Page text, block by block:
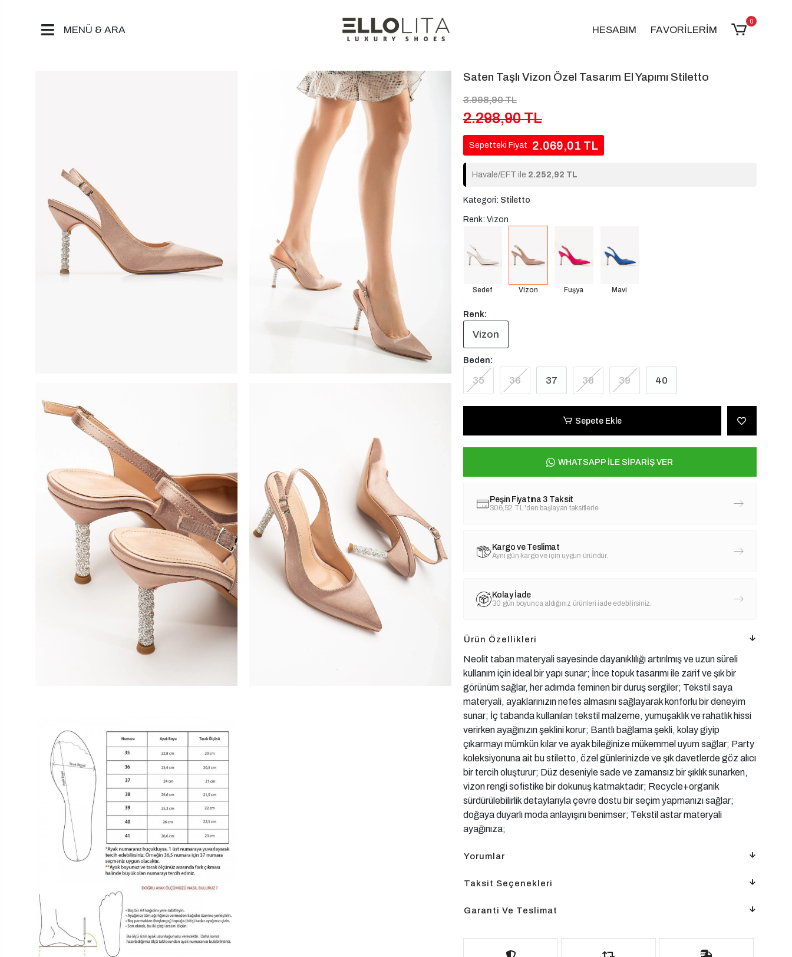
MENÜ & ARA HESABIM FAVORİLERİM
0
Saten Taşlı Vizon Özel Tasarım El Yapımı Stiletto
3.998,90 TL
2.298,90 TL
Sepetteki Fiyat 2.069,01 TL
Havale/EFT ile 2.252,92 TL
Kategori: Stiletto
Renk: Vizon
Sedef Vizon Fuşya Mavi
Renk:
Vizon
Beden:
35 36 37 38 39 40
Sepete Ekle
WHATSAPP İLE SİPARİŞ VER
Peşin Fiyatına 3 Taksit
306,52 TL 'den başlayan taksitlerle
Kargo ve Teslimat
Aynı gün kargo ve için uygun üründür.
Kolay İade
30 gün boyunca aldığınız ürünleri iade edebilirsiniz.
Ürün Özellikleri
Neolit taban materyali sayesinde dayanıklılığı artırılmış ve uzun süreli
kullanım için ideal bir yapı sunar; İnce topuk tasarımı ile zarif ve şık bir
görünüm sağlar, her adımda feminen bir duruş sergiler; Tekstil saya
materyali, ayaklarınızın nefes almasını sağlayarak konforlu bir deneyim
sunar; İç tabanda kullanılan tekstil malzeme, yumuşaklık ve rahatlık hissi
verirken ayağınızın şeklini korur; Bantlı bağlama şekli, kolay giyip
çıkarmayı mümkün kılar ve ayak bileğinize mükemmel uyum sağlar; Party
koleksiyonuna ait bu stiletto, özel günlerinizde ve şık davetlerde göz alıcı
bir tercih oluşturur; Düz deseniyle sade ve zamansız bir şıklık sunarken,
vizon rengi sofistike bir dokunuş katmaktadır; Recycle+organik
sürdürülebilirlik detaylarıyla çevre dostu bir seçim yapmanızı sağlar;
doğaya duyarlı moda anlayışını benimser; Tekstil astar materyali
ayağınıza;
Yorumlar
Taksit Seçenekleri
Garanti Ve Teslimat